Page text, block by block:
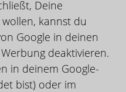
Deine
kannst du
Google in deinen
deaktivieren.
in deinem Google-
bist) oder im